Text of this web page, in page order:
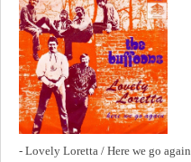
- Lovely Loretta / Here we go again